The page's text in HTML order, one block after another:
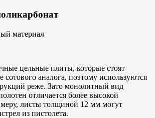
цельные плиты, которые стоят
сотового аналога, поэтому используются
реже. Зато монолитный вид
отличается более высокой
листы толщиной 12 мм могут
из пистолета.